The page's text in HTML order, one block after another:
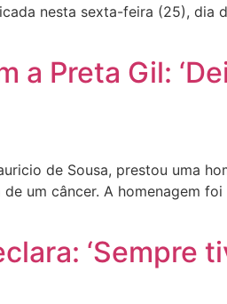
nesta sexta-feira (25), dia
a Preta Gil:
de Sousa, prestou uma
um câncer. A homenagem
‘Sempre